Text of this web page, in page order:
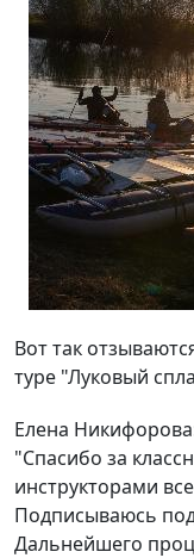
Вот так
туре "Луковый
Елена
"Спасибо за
инструкторами
Подписываюсь
Дальнейшего